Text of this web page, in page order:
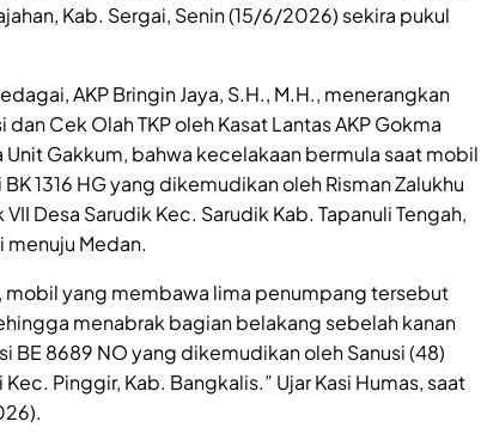
Kab. Sergai, Senin (15/6/2026) sekira pukul
AKP Bringin Jaya, S.H., M.H., menerangkan
Cek Olah TKP oleh Kasat Lantas AKP Gokma
Unit Gakkum, bahwa kecelakaan bermula saat mobil
1316 HG yang dikemudikan oleh Risman Zalukhu
Desa Sarudik Kec. Sarudik Kab. Tapanuli Tengah,
menuju Medan.
mobil yang membawa lima penumpang tersebut
menabrak bagian belakang sebelah kanan
BE 8689 NO yang dikemudikan oleh Sanusi (48)
Pinggir, Kab. Bangkalis.” Ujar Kasi Humas, saat